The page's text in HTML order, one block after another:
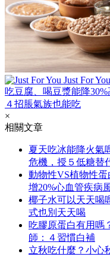
Just For You
吃豆腐、喝豆漿能降
４招脹氣族也能吃
×
相關文章
夏天吃冰能降火氣
危機，授５低糖替
動物性VS植物性
增20%心血管疾病
椰子水可以天天喝
式也別天天喝
吃膠原蛋白有用嗎
師：４習慣白補
立秋吃什麼？小心